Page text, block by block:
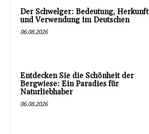
Der Schwelger: Bedeutung, Herkunft
und Verwendung im Deutschen
06.08.2026
Entdecken Sie die Schönheit der
Bergwiese: Ein Paradies für
Naturliebhaber
06.08.2026